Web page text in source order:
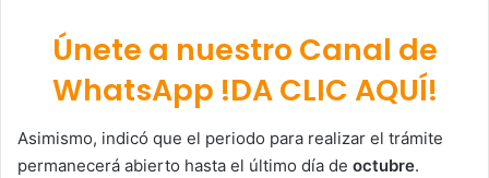
Únete a nuestro Canal de
WhatsApp !DA CLIC AQUÍ!
Asimismo, indicó que el periodo para realizar el trámite
permanecerá abierto hasta el último día de octubre.